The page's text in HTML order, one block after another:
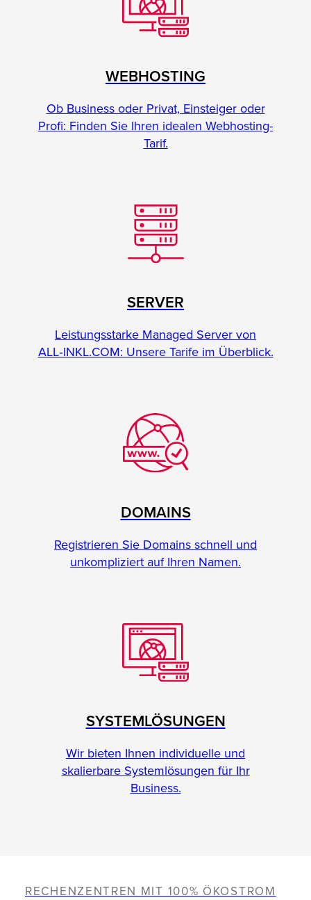
WEBHOSTING
Ob Business oder Privat, Einsteiger oder
Profi: Finden Sie Ihren idealen Webhosting-
Tarif.
SERVER
Leistungsstarke Managed Server von
ALL‑INKL.COM: Unsere Tarife im Überblick.
DOMAINS
Registrieren Sie Domains schnell und
unkompliziert auf Ihren Namen.
SYSTEMLÖSUNGEN
Wir bieten Ihnen individuelle und
skalierbare Systemlösungen für Ihr
Business.
RECHENZENTREN MIT 100% ÖKOSTROM